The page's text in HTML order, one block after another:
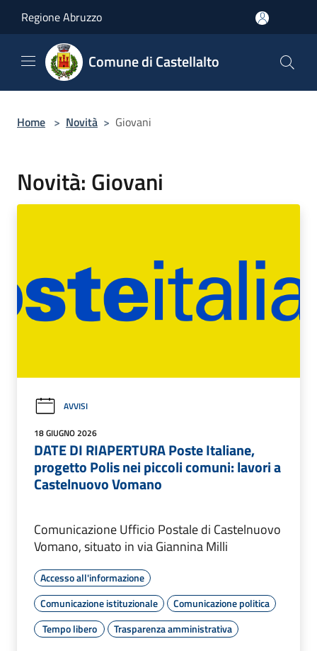
Regione Abruzzo
Comune di Castellalto
Home > Novità > Giovani
Novità: Giovani
AVVISI
18 GIUGNO 2026
DATE DI RIAPERTURA Poste Italiane,
progetto Polis nei piccoli comuni: lavori a
Castelnuovo Vomano
Comunicazione Ufficio Postale di Castelnuovo
Vomano, situato in via Giannina Milli
Accesso all'informazione
Comunicazione istituzionale
Comunicazione politica
Tempo libero
Trasparenza amministrativa